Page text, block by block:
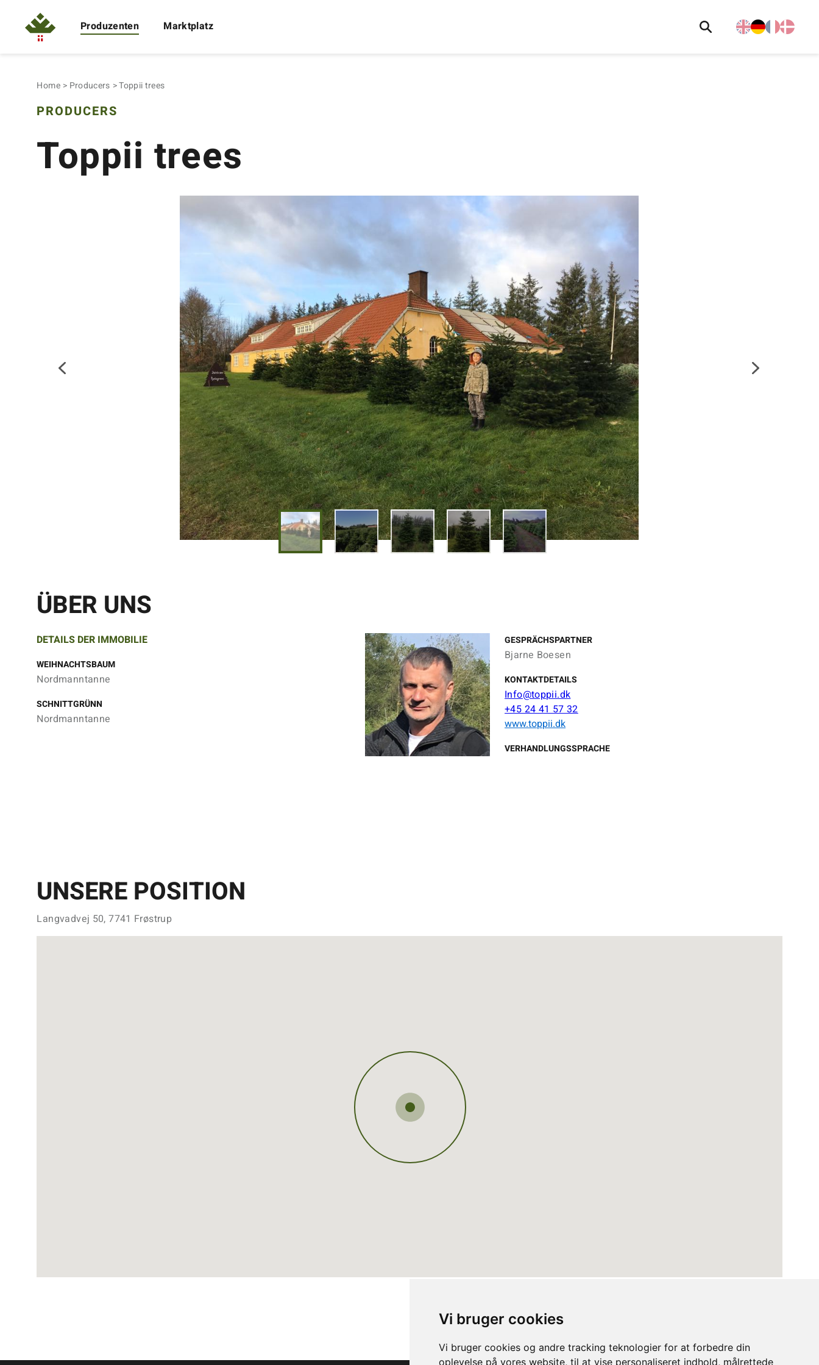
Vi bruger cookies
Vi bruger cookies og andre tracking teknologier for at forbedre din
oplevelse på vores website, til at vise personaliseret indhold, målrettede
Produzenten Marktplatz
Home Producers Toppii trees
PRODUCERS
Toppii trees
ÜBER UNS
DETAILS DER IMMOBILIE
WEIHNACHTSBAUM
Nordmanntanne
SCHNITTGRÜNN
Nordmanntanne
GESPRÄCHSPARTNER
Bjarne Boesen
KONTAKTDETAILS
Info@toppii.dk
+45 24 41 57 32
www.toppii.dk
VERHANDLUNGSSPRACHE
UNSERE POSITION
Langvadvej 50, 7741 Frøstrup